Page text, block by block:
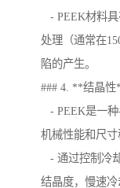
- PEEK材料
处理（通常在
陷的产生。
### 4. **结晶性
- PEEK是一
机械性能和尺寸
- 通过控制冷
结晶度，慢速冷